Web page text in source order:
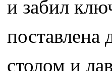
и забил
поставлена
столом и